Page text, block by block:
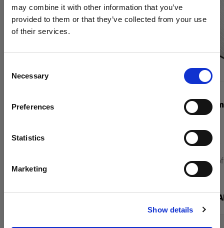
may combine it with other information that you’ve
provided to them or that they’ve collected from your use
of their services.
Selection
Necessary
Preferences
Statistics
Marketing
Show details
Aggiornare la tua location?
Visita sito
Grid 337 mm White
NarrowBeam Reflector
Grid 515 mm
Griglia per i
$420.00